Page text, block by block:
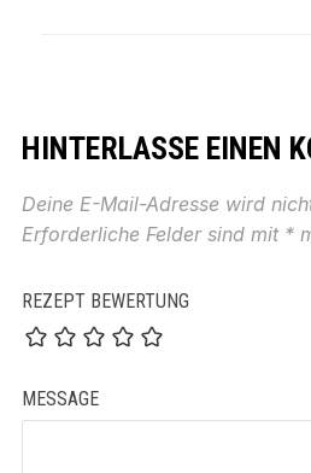
HINTERLASSE EINEN
Deine E-Mail-Adresse wird
Erforderliche Felder sind mit *
REZEPT BEWERTUNG
MESSAGE